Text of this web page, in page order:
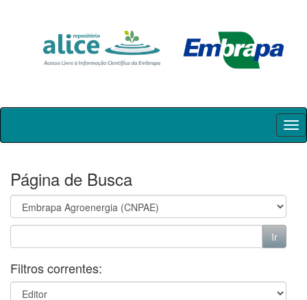
Skip
Página de Busca
Filtros correntes: